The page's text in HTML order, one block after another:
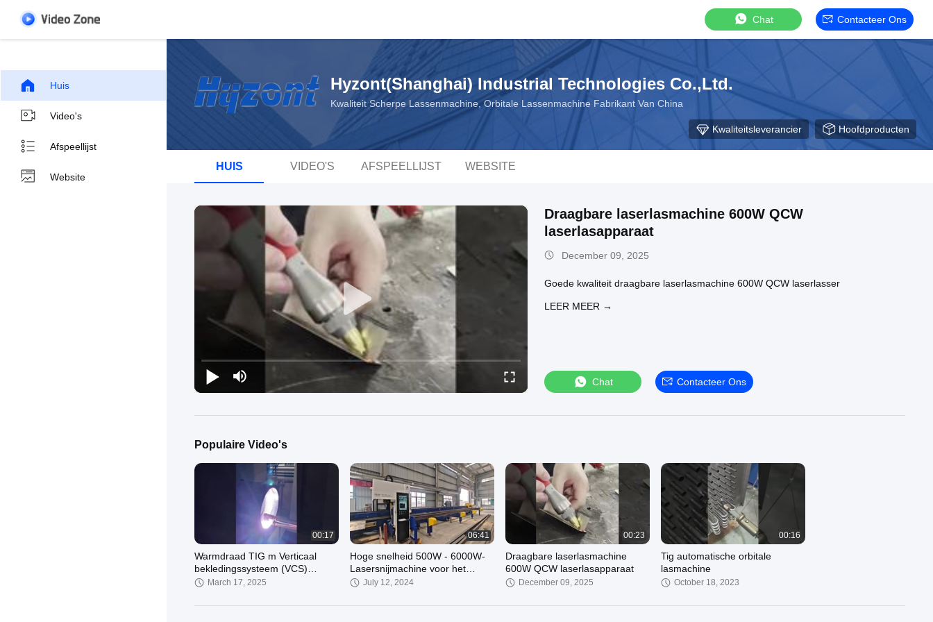
Chat Contacteer Ons
Huis
Video's
Afspeellijst
Website
Hyzont(Shanghai) Industrial Technologies Co.,Ltd.
Kwaliteit Scherpe Lassenmachine, Orbitale Lassenmachine Fabrikant Van China
Kwaliteitsleverancier Hoofdproducten
HUIS VIDEO'S AFSPEELLIJST WEBSITE
Draagbare laserlasmachine 600W QCW
laserlasapparaat
December 09, 2025
Goede kwaliteit draagbare laserlasmachine 600W QCW laserlasser
LEER MEER →
Chat Contacteer Ons
Populaire Video's
00:17
Warmdraad TIG m Verticaal
bekledingssysteem (VCS)
Multifunctioneel Warmdraad TIG
March 17, 2025
06:41
Hoge snelheid 500W - 6000W-
Lasersnijmachine voor het
Plaatsen ±0.03mm
July 12, 2024
00:23
Draagbare laserlasmachine
600W QCW laserlasapparaat
December 09, 2025
00:16
Tig automatische orbitale
lasmachine
October 18, 2023